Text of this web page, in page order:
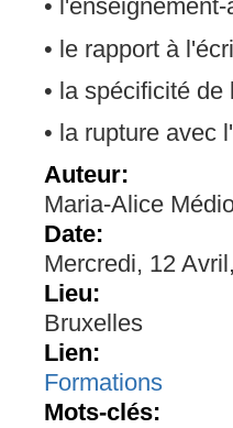
•
• le rapport à
• la spécificité de
• la rupture avec
Auteur:
Maria-Alice
Date:
Mercredi, 12
Lieu:
Bruxelles
Lien:
Formations
Mots-clés: